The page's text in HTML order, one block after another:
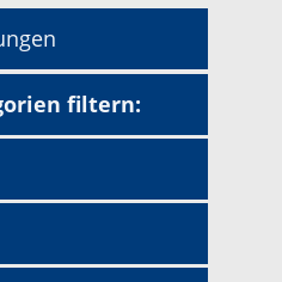
filtern: